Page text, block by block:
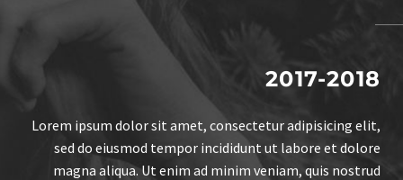
2017-2018
Lorem ipsum dolor sit amet, consectetur adipisicing elit,
sed do eiusmod tempor incididunt ut labore et dolore
magna aliqua. Ut enim ad minim veniam, quis nostrud